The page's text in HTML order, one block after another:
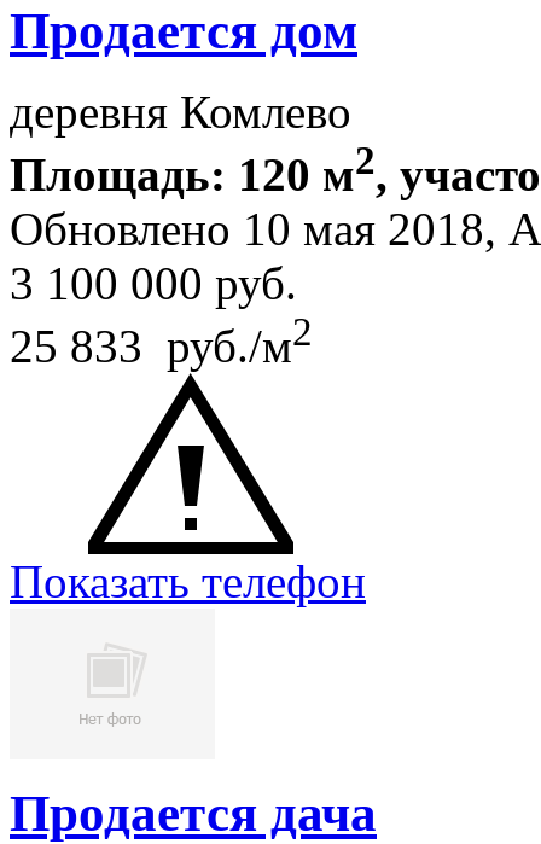
Продается дом
деревня Комлево
Площадь: 120 м2,
Обновлено 10 мая 2018,
3 100 000 руб.
25 833 руб./м2
Показать телефон
Продается дача